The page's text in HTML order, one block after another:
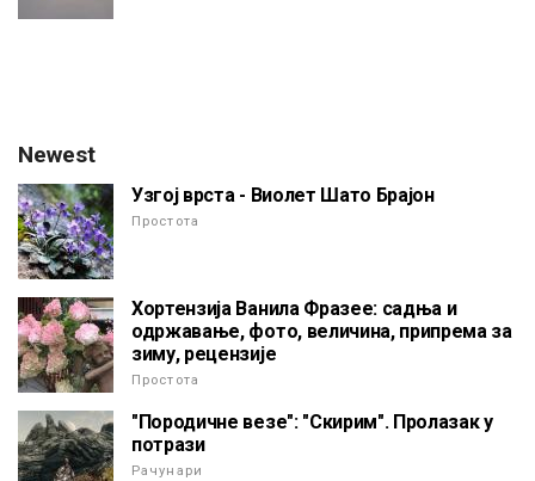
Newest
Узгој врста - Виолет Шато Брајон
Простота
Хортензија Ванила Фразее: садња и
одржавање, фото, величина, припрема за
зиму, рецензије
Простота
"Породичне везе": "Скирим". Пролазак у
потрази
Рачунари